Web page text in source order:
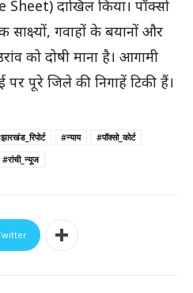
दाखिल किया। पॉक्सो
साक्ष्यों, गवाहों के बयानों और
को दोषी माना है। आगामी
पूरे जिले की निगाहें टिकी हैं।
#न्याय
#पॉक्सो_कोर्ट
#रांची_न्यूज